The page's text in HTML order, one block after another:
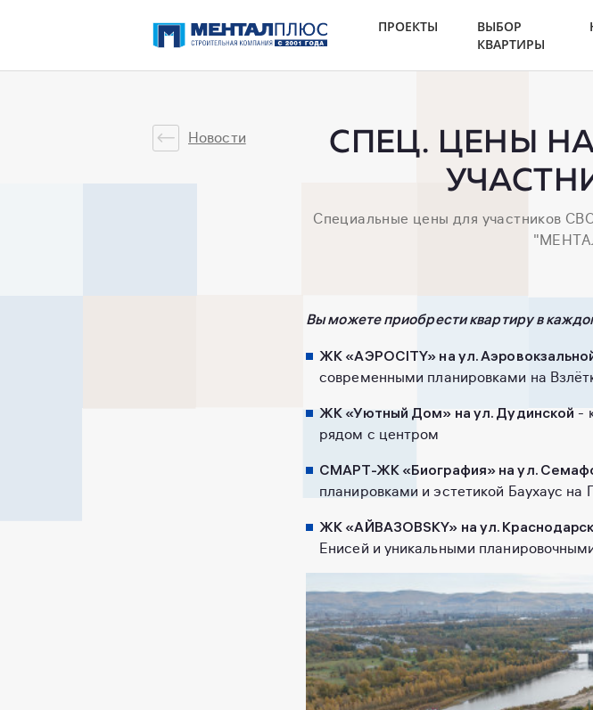
ПРОЕКТЫ
ВЫБОР
КВАРТИРЫ
Новости
СПЕЦ. ЦЕНЫ
Специальные цены для участников
Вы можете приобрести квартиру в
ЖК «АЭРОCITY» на ул.
современными планировками на
ЖК «Уютный Дом» на ул. Дудинской -
рядом с центром
СМАРТ-ЖК «Биография» на ул.
планировками и эстетикой Баухаус на
ЖК «АЙВАЗОВSKY» на ул.
Енисей и уникальными